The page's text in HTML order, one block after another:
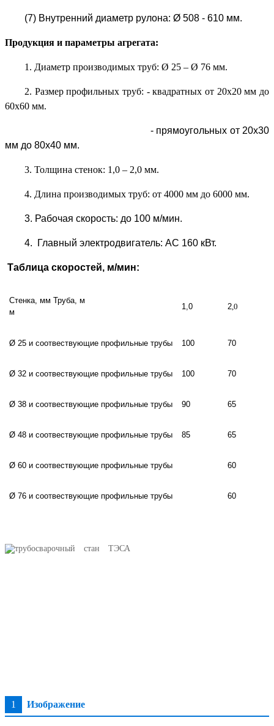
(7) Внутренний диаметр рулона: Ø 508 - 610 мм.
Продукция и параметры агрегата:
1. Диаметр производимых труб: Ø 25 – Ø 76 мм.
2. Размер профильных труб: - квадратных от 20х20 мм до
60х60 мм.
- прямоугольных от 20х30
мм до 80х40 мм.
3. Толщина стенок: 1,0 – 2,0 мм.
4. Длина производимых труб: от 4000 мм до 6000 мм.
3. Рабочая скорость: до 100 м/мин.
4. Главный электродвигатель: AC 160 кВт.
Таблица скоростей, м/мин:
Стенка, мм Труба, м
м
1,0 2,0
Ø 25 и соотвествующие профильные трубы 100 70
Ø 32 и соотвествующие профильные трубы 100 70
Ø 38 и соотвествующие профильные трубы 90 65
Ø 48 и соотвествующие профильные трубы 85 65
Ø 60 и соотвествующие профильные трубы 60
Ø 76 и соотвествующие профильные трубы 60
1 Изображение